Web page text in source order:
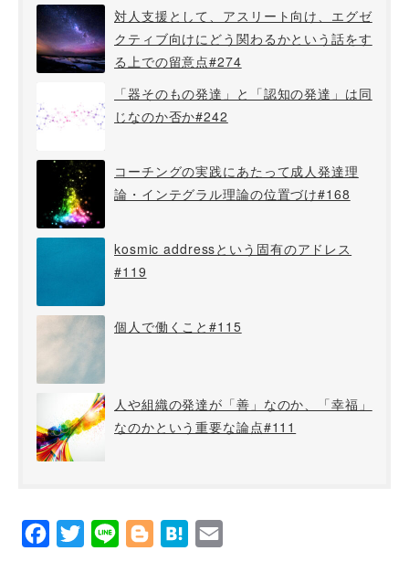
対人支援として、アスリート向け、エグゼ
クティブ向けにどう関わるかという話をす
る上での留意点#274
「器そのもの発達」と「認知の発達」は同
じなのか否か#242
コーチングの実践にあたって成人発達理
論・インテグラル理論の位置づけ#168
kosmic addressという固有のアドレス
#119
個人で働くこと#115
人や組織の発達が「善」なのか、「幸福」
なのかという重要な論点#111
Facebook
TwitterLine BloggerHatena